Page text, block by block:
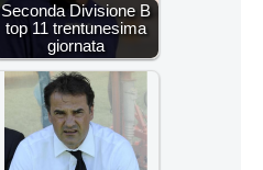
Seconda Divisione B
top 11 trentunesima
giornata